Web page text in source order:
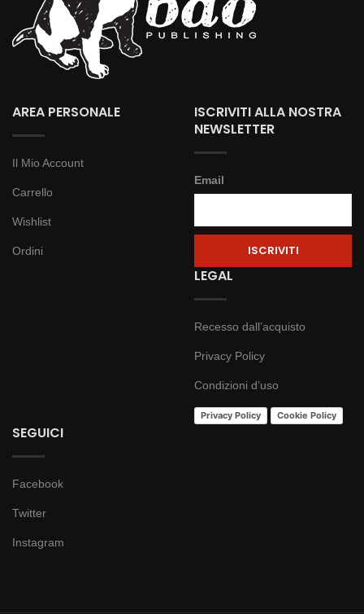
AREA PERSONALE
Il Mio Account
Carrello
Wishlist
Ordini
ISCRIVITI ALLA NOSTRA
NEWSLETTER
Email
LEGAL
Recesso dall’acquisto
Privacy Policy
Condizioni d’uso
Privacy Policy Cookie Policy
SEGUICI
Facebook
Twitter
Instagram